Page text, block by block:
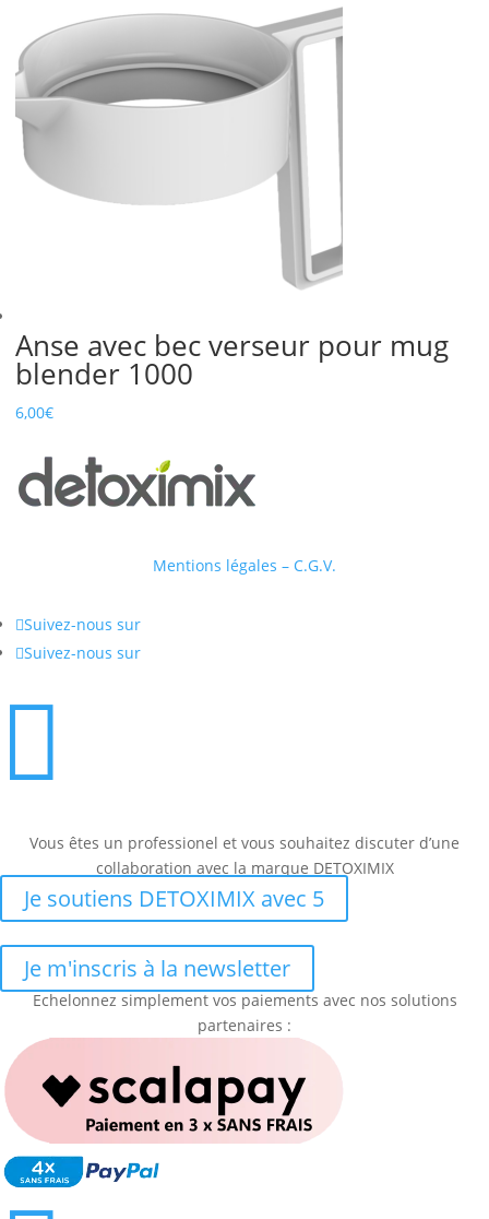
Anse avec bec verseur pour mug
blender 1000
6,00€
Mentions légales – C.G.V.
Suivez-nous sur
Suivez-nous sur

Vous êtes un professionel et vous souhaitez discuter d’une
collaboration avec la marque DETOXIMIX
Je soutiens DETOXIMIX avec 5
Je m'inscris à la newsletter
Echelonnez simplement vos paiements avec nos solutions
partenaires :